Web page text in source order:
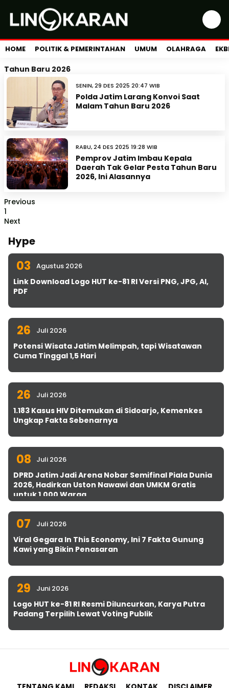
HOME POLITIK & PEMERINTAHAN UMUM OLAHRAGA
Tahun Baru 2026
SENIN, 29 DES 2025 20:47 WIB
Polda Jatim Larang Konvoi Saat
Malam Tahun Baru 2026
RABU, 24 DES 2025 19:28 WIB
Pemprov Jatim Imbau Kepala
Daerah Tak Gelar Pesta Tahun Baru
2026, Ini Alasannya
Previous
1
Next
Hype
03 Agustus 2026
Link Download Logo HUT ke-81 RI Versi PNG, JPG, AI,
PDF
26 Juli 2026
Potensi Wisata Jatim Melimpah, tapi Wisatawan
Cuma Tinggal 1,5 Hari
26 Juli 2026
1.183 Kasus HIV Ditemukan di Sidoarjo, Kemenkes
Ungkap Fakta Sebenarnya
08 Juli 2026
DPRD Jatim Jadi Arena Nobar Semifinal Piala Dunia
2026, Hadirkan Uston Nawawi dan UMKM Gratis
untuk 1.000 Warga
07 Juli 2026
Viral Gegara In This Economy, Ini 7 Fakta Gunung
Kawi yang Bikin Penasaran
29 Juni 2026
Logo HUT ke-81 RI Resmi Diluncurkan, Karya Putra
Padang Terpilih Lewat Voting Publik